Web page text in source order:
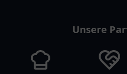
Unsere